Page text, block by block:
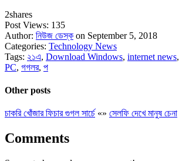
2shares
Post Views: 135
Author: নিউজ ডেস্ক on September 5, 2018
Categories: Technology News
Tags: ২১এ, Download Windows, internet news,
PC, গগলর, প
Other posts
চাকরি খোঁজার ফিচার গুগল সার্চে «» সেলফি দেখে মানুষ চেনা
Comments